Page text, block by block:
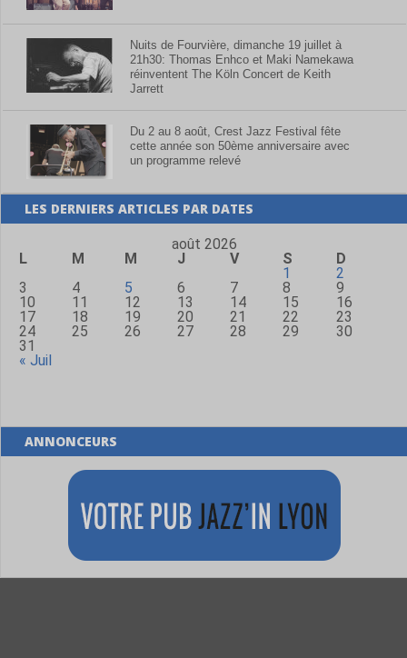
Nuits de Fourvière, dimanche 19 juillet à
21h30: Thomas Enhco et Maki Namekawa
réinventent The Köln Concert de Keith
Jarrett
Du 2 au 8 août, Crest Jazz Festival fête
cette année son 50ème anniversaire avec
un programme relevé
LES DERNIERS ARTICLES PAR DATES
août 2026
L
M M J V S
D
1
2
3
4 5 6 7 8
9
10
11 12 13 14 15
16
17
18 19 20 21 22
23
24
25 26 27 28 29
30
31
« Juil
ANNONCEURS